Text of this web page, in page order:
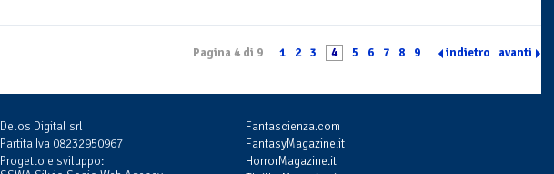
Pagina 4 di 9 1 2 3 4 5 6 7 8 9 indietro avanti
Delos Digital srl
Partita Iva 08232950967
Progetto e sviluppo:
Fantascienza.com
FantasyMagazine.it
HorrorMagazine.it